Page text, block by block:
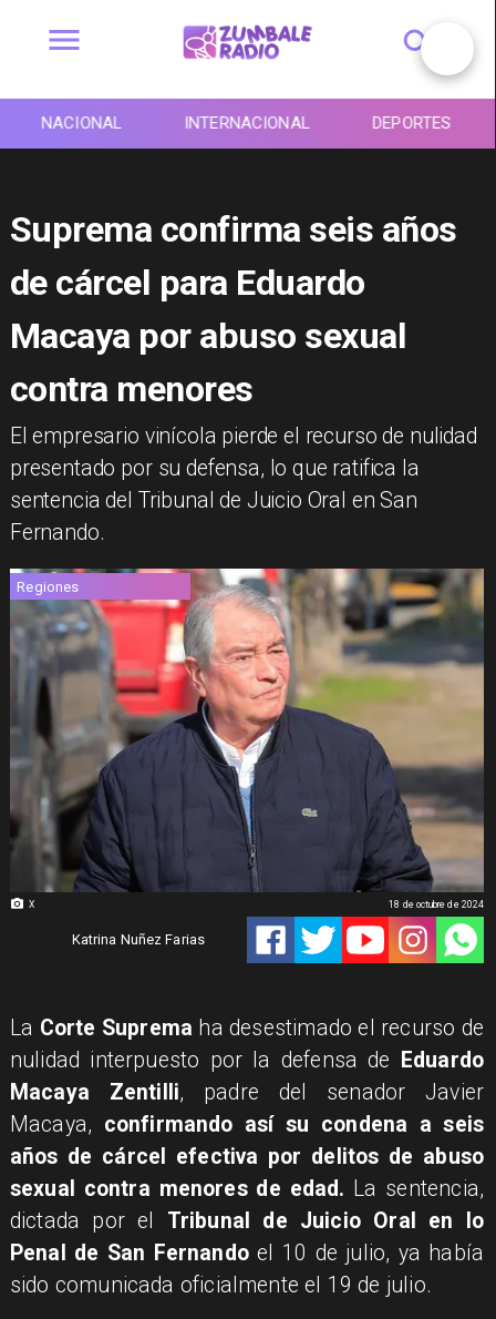
NACIONAL INTERNACIONAL DEPORTES
Suprema confirma seis años
de cárcel para Eduardo
Macaya por abuso sexual
contra menores
​El empresario vinícola pierde el recurso de nulidad
presentado por su defensa, lo que ratifica la
sentencia del Tribunal de Juicio Oral en San
Fernando.
X
Regiones
Katrina Nuñez Farias
18 de octubre de 2024
La Corte Suprema ha desestimado el recurso de
nulidad interpuesto por la defensa de
Eduardo
Macaya Zentilli, padre del senador Javier
Macaya, confirmando así su condena a seis
años de cárcel efectiva por delitos de abuso
sexual contra menores de edad. La sentencia,
dictada por el Tribunal de Juicio Oral en lo
Penal de San Fernando el 10 de julio, ya había
sido comunicada oficialmente el 19 de julio.